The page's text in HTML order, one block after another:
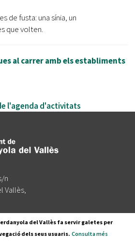
de fusta: una sínia, un
que volten.
al carrer amb els establiments
l'agenda d'activitats
n
Vallès,
del Vallès fa servir galetes per
dels seus usuaris. Consulta més